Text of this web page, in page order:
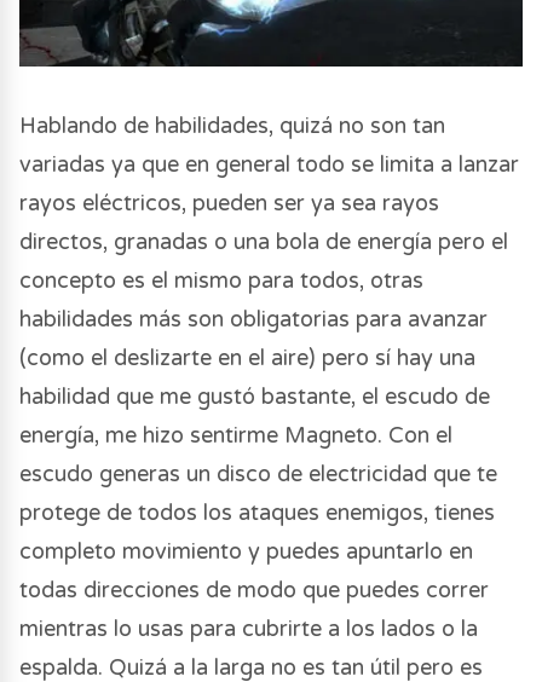
Hablando de habilidades, quizá no son tan
variadas ya que en general todo se limita a lanzar
rayos eléctricos, pueden ser ya sea rayos
directos, granadas o una bola de energía pero el
concepto es el mismo para todos, otras
habilidades más son obligatorias para avanzar
(como el deslizarte en el aire) pero sí hay una
habilidad que me gustó bastante, el escudo de
energía, me hizo sentirme Magneto. Con el
escudo generas un disco de electricidad que te
protege de todos los ataques enemigos, tienes
completo movimiento y puedes apuntarlo en
todas direcciones de modo que puedes correr
mientras lo usas para cubrirte a los lados o la
espalda. Quizá a la larga no es tan útil pero es